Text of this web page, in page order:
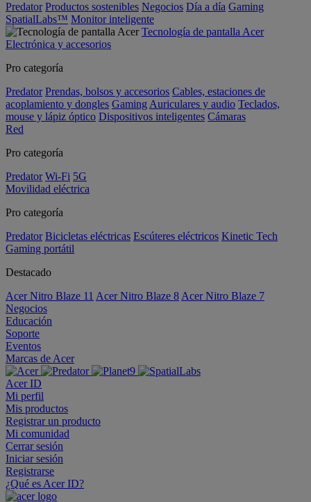
Predator Productos sostenibles Negocios Día a día Gaming
SpatialLabs™ Monitor inteligente
Tecnología de pantalla Acer
Electrónica y accesorios
Pro categoría
Predator Prendas, bolsos y accesorios Cables, estaciones de
acoplamiento y dongles Gaming Auriculares y audio Teclados,
mouse y lápiz óptico Dispositivos inteligentes Cámaras
Red
Pro categoría
Predator Wi-Fi 5G
Movilidad eléctrica
Pro categoría
Predator Bicicletas eléctricas Escúteres eléctricos Kinetic Tech
Gaming portátil
Destacado
Acer Nitro Blaze 11 Acer Nitro Blaze 8 Acer Nitro Blaze 7
Negocios
Educación
Soporte
Eventos
Marcas de Acer
Acer ID
Mi perfil
Mis productos
Registrar un producto
Mi comunidad
Cerrar sesión
Iniciar sesión
Registrarse
¿Qué es Acer ID?